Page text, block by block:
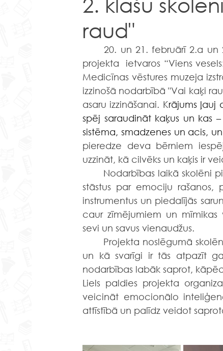
raud"
projekta  ietvaros “Viens
Medicīnas vēstures muzeja
izzinošā nodarbībā "Vai kaķi
asaru izzināšanai. Krājums ļauj
spēj saraudināt kaķus un kas
sistēma, smadzenes un acis,
pieredze deva bērniem
uzzināt, kā cilvēks un kaķis ir
stāstus par emociju rašanos,
instrumentus un piedalījās
caur zīmējumiem un mīmikas
sevi un savus vienaudžus.
un kā svarīgi ir tās atpazīt
nodarbības labāk saprot,
Liels paldies projekta
veicināt emocionālo
attīstībā un palīdz veidot